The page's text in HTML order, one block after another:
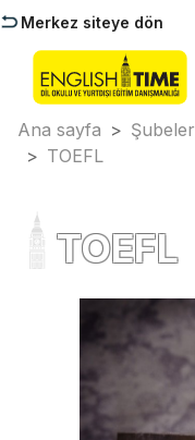
Merkez siteye dön
Ana sayfa > Şubeler
> TOEFL
TOEFL